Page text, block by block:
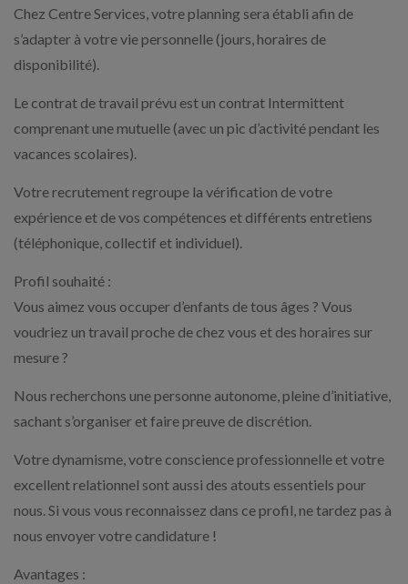
Chez Centre Services, votre planning sera établi afin de
s’adapter à votre vie personnelle (jours, horaires de
disponibilité).
Le contrat de travail prévu est un contrat Intermittent
comprenant une mutuelle (avec un pic d’activité pendant les
vacances scolaires).
Votre recrutement regroupe la vérification de votre
expérience et de vos compétences et différents entretiens
(téléphonique, collectif et individuel).
Profil souhaité :
Vous aimez vous occuper d’enfants de tous âges ? Vous
voudriez un travail proche de chez vous et des horaires sur
mesure ?
Nous recherchons une personne autonome, pleine d’initiative,
sachant s’organiser et faire preuve de discrétion.
Votre dynamisme, votre conscience professionnelle et votre
excellent relationnel sont aussi des atouts essentiels pour
nous. Si vous vous reconnaissez dans ce profil, ne tardez pas à
nous envoyer votre candidature !
Avantages :